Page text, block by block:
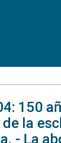
150
la
- La